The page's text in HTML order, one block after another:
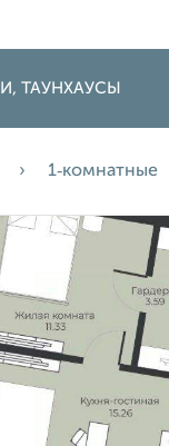
ТАУНХАУСЫ
1‑комнатные